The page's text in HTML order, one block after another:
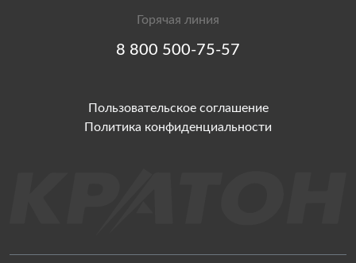
Горячая линия
8 800 500-75-57
Пользовательское соглашение
Политика конфиденциальности